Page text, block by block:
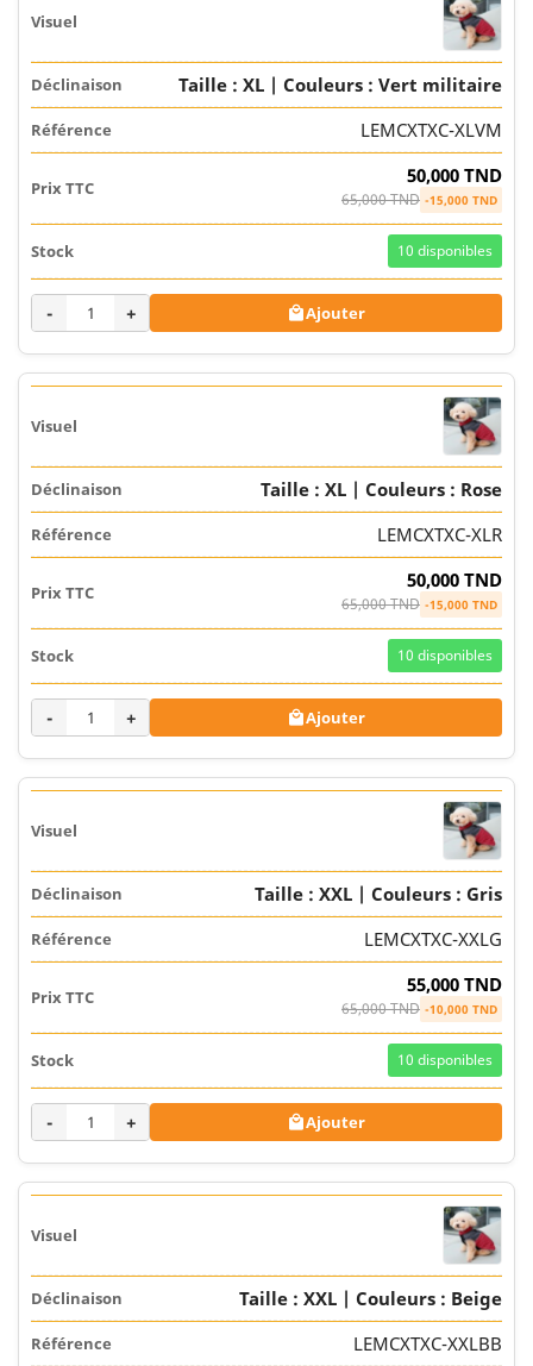
Taille : XL | Couleurs : Vert militaire
LEMCXTXC-XLVM
50,000 TND
65,000 TND -15,000 TND
10 disponibles
- + Ajouter
Taille : XL | Couleurs : Rose
LEMCXTXC-XLR
50,000 TND
65,000 TND -15,000 TND
10 disponibles
- + Ajouter
Taille : XXL | Couleurs : Gris
LEMCXTXC-XXLG
55,000 TND
65,000 TND -10,000 TND
10 disponibles
- + Ajouter
Taille : XXL | Couleurs : Beige
LEMCXTXC-XXLBB